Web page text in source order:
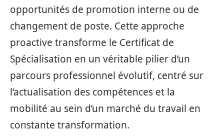
opportunités de promotion interne ou de
changement de poste. Cette approche
proactive transforme le Certificat de
Spécialisation en un véritable pilier d’un
parcours professionnel évolutif, centré sur
l’actualisation des compétences et la
mobilité au sein d’un marché du travail en
constante transformation.